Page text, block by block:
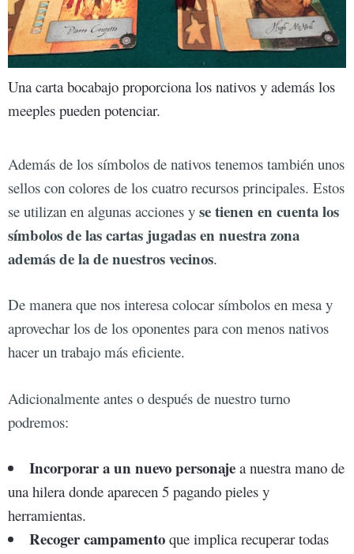
Una carta bocabajo proporciona los nativos y además los
meeples pueden potenciar.
Además de los símbolos de nativos tenemos también unos
sellos con colores de los cuatro recursos principales. Estos
se utilizan en algunas acciones y se tienen en cuenta los
símbolos de las cartas jugadas en nuestra zona
además de la de nuestros vecinos.
De manera que nos interesa colocar símbolos en mesa y
aprovechar los de los oponentes para con menos nativos
hacer un trabajo más eficiente.
Adicionalmente antes o después de nuestro turno
podremos:
Incorporar a un nuevo personajea nuestra mano de
una hilera donde aparecen 5 pagando pieles y
herramientas.
Recoger campamentoque implica recuperar todas